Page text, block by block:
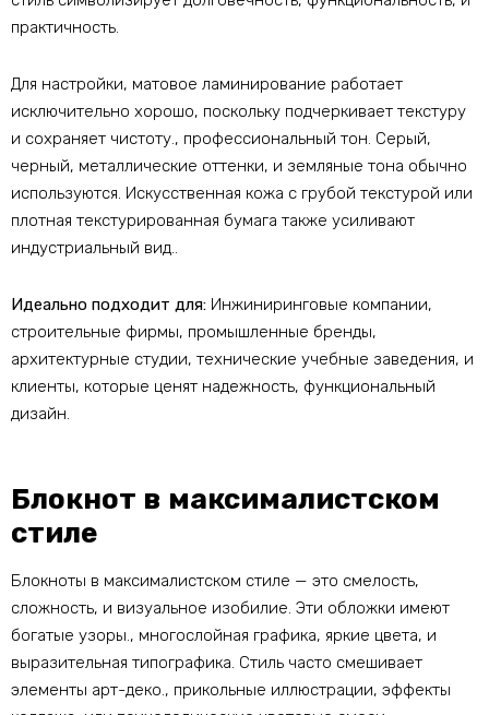
практичность.
Для настройки, матовое ламинирование работает
исключительно хорошо, поскольку подчеркивает текстуру
и сохраняет чистоту., профессиональный тон. Серый,
черный, металлические оттенки, и земляные тона обычно
используются. Искусственная кожа с грубой текстурой или
плотная текстурированная бумага также усиливают
индустриальный вид..
Идеально подходит для: Инжиниринговые компании,
строительные фирмы, промышленные бренды,
архитектурные студии, технические учебные заведения, и
клиенты, которые ценят надежность, функциональный
дизайн.
Блокнот в максималистском
стиле
Блокноты в максималистском стиле — это смелость,
сложность, и визуальное изобилие. Эти обложки имеют
богатые узоры., многослойная графика, яркие цвета, и
выразительная типографика. Стиль часто смешивает
элементы арт-деко., прикольные иллюстрации, эффекты